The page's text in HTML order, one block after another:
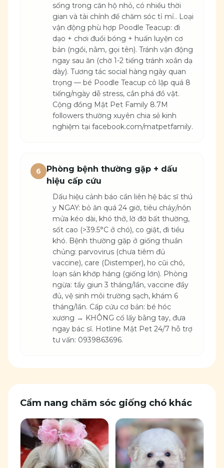
sống trong căn hộ nhỏ, có nhiều thời
gian và tài chính để chăm sóc tỉ mỉ.. Loại
vận động phù hợp Poodle Teacup: đi
dạo + chơi đuổi bóng + huấn luyện cơ
bản (ngồi, nằm, gọi tên). Tránh vận động
ngay sau ăn (chờ 1-2 tiếng tránh xoắn dạ
dày). Tương tác social hàng ngày quan
trọng — bé Poodle Teacup cô lập quá 8
tiếng/ngày dễ stress, cắn phá đồ vật.
Cộng đồng Mật Pet Family 8.7M
followers thường xuyên chia sẻ kinh
nghiệm tại facebook.com/matpetfamily.
6
Phòng bệnh thường gặp + dấu
hiệu cấp cứu
Dấu hiệu cảnh báo cần liên hệ bác sĩ thú
y NGAY: bỏ ăn quá 24 giờ, tiêu chảy/nôn
mửa kéo dài, khó thở, lờ đờ bất thường,
sốt cao (>39.5°C ở chó), co giật, đi tiểu
khó. Bệnh thường gặp ở giống thuần
chủng: parvovirus (chưa tiêm đủ
vaccine), care (Distemper), ho cũi chó,
loạn sản khớp háng (giống lớn). Phòng
ngừa: tẩy giun 3 tháng/lần, vaccine đầy
đủ, vệ sinh môi trường sạch, khám 6
tháng/lần. Cấp cứu cơ bản: bé hóc
xương → KHÔNG cố lấy bằng tay, đưa
ngay bác sĩ. Hotline Mật Pet 24/7 hỗ trợ
tư vấn: 0939863696.
Cẩm nang chăm sóc giống chó khác